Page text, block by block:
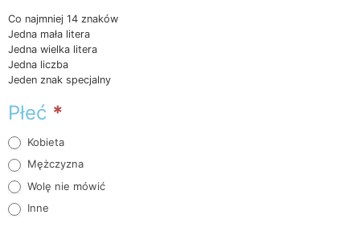
Co najmniej 14 znaków
Jedna mała litera
Jedna wielka litera
Jedna liczba
Jeden znak specjalny
Płeć *
Kobieta
Mężczyzna
Wolę nie mówić
Inne